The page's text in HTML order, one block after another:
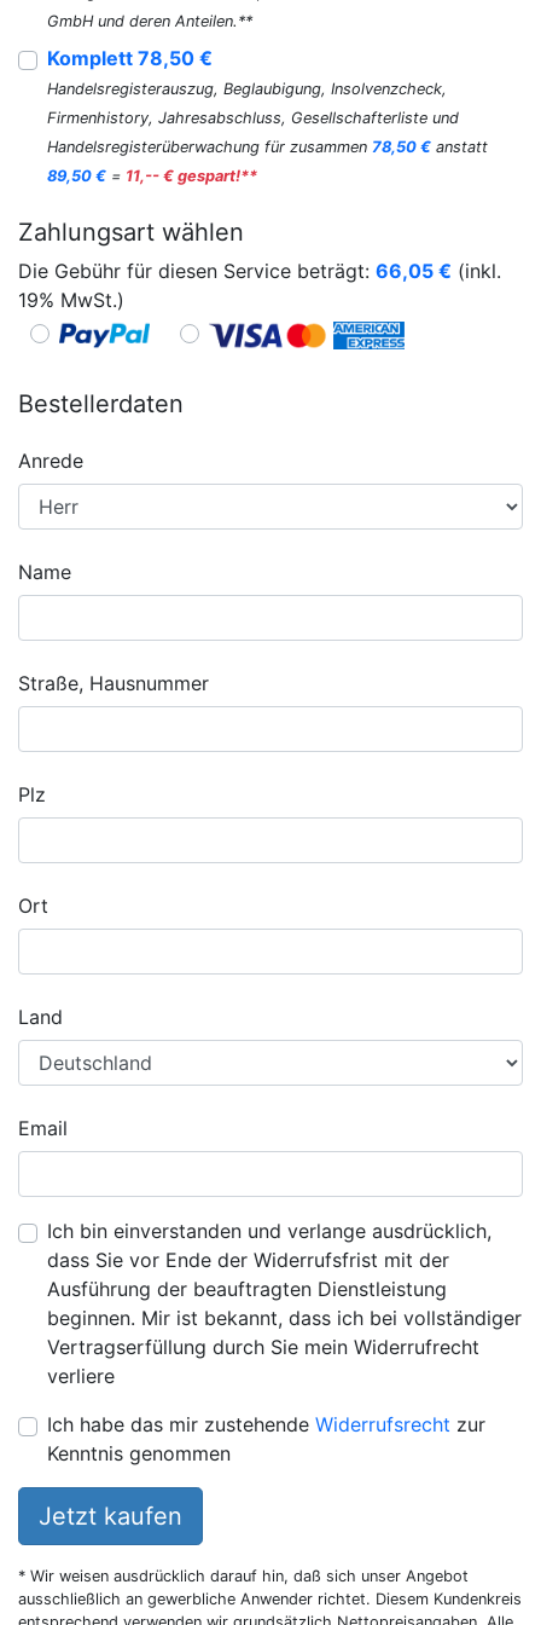
GmbH und deren Anteilen.**
Komplett 78,50 €
Handelsregisterauszug, Beglaubigung, Insolvenzcheck,
Firmenhistory, Jahresabschluss, Gesellschafterliste und
Handelsregisterüberwachung für zusammen 78,50 € anstatt
89,50 € = 11,-- € gespart!**
Zahlungsart wählen
Die Gebühr für diesen Service beträgt: 66,05 € (inkl.
19% MwSt.)
Bestellerdaten
Anrede
Name
Straße, Hausnummer
Plz
Ort
Land
Email
Ich bin einverstanden und verlange ausdrücklich,
dass Sie vor Ende der Widerrufsfrist mit der
Ausführung der beauftragten Dienstleistung
beginnen. Mir ist bekannt, dass ich bei vollständiger
Vertragserfüllung durch Sie mein Widerrufrecht
verliere
Ich habe das mir zustehende Widerrufsrecht zur
Kenntnis genommen
Jetzt kaufen
* Wir weisen ausdrücklich darauf hin, daß sich unser Angebot
ausschließlich an gewerbliche Anwender richtet. Diesem Kundenkreis